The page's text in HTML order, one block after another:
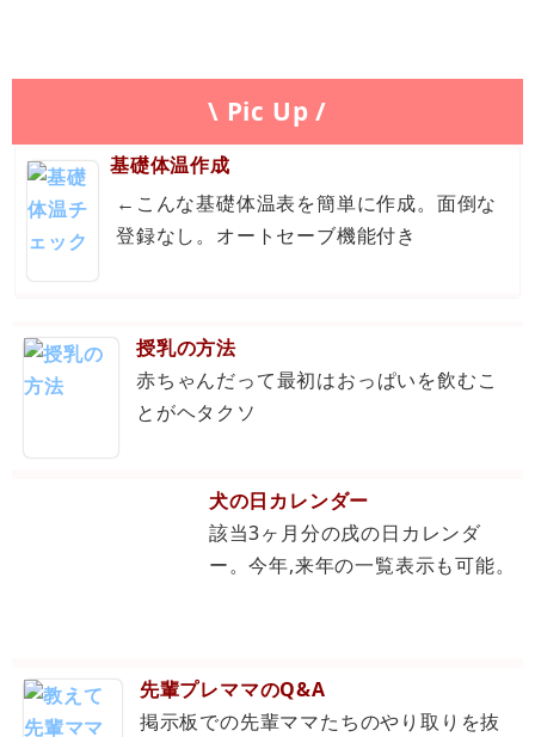
\ Pic Up /
基礎体温作成
←こんな基礎体温表を簡単に作成。面倒な
登録なし。オートセーブ機能付き
授乳の方法
赤ちゃんだって最初はおっぱいを飲むこ
とがヘタクソ
犬の日カレンダー
該当3ヶ月分の戌の日カレンダ
ー。今年,来年の一覧表示も可能。
先輩プレママのQ&A
掲示板での先輩ママたちのやり取りを抜